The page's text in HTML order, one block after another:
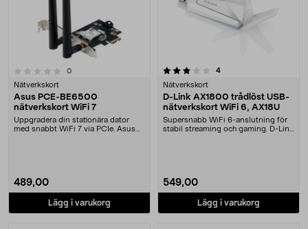
0recensioner
Nätverkskort
Asus PCE-BE6500
nätverkskort WiFi 7
Uppgradera din stationära dator
med snabbt WiFi 7 via PCIe. Asus
489,00
Lägg i varukorg
3.0 av 5 stjärnor 4recensioner
Nätverkskort
D-Link AX1800 trådlöst USB-
nätverkskort WiFi 6, AX18U
Supersnabb WiFi 6-anslutning för
stabil streaming och gaming. D-Link
549,00
Lägg i varukorg